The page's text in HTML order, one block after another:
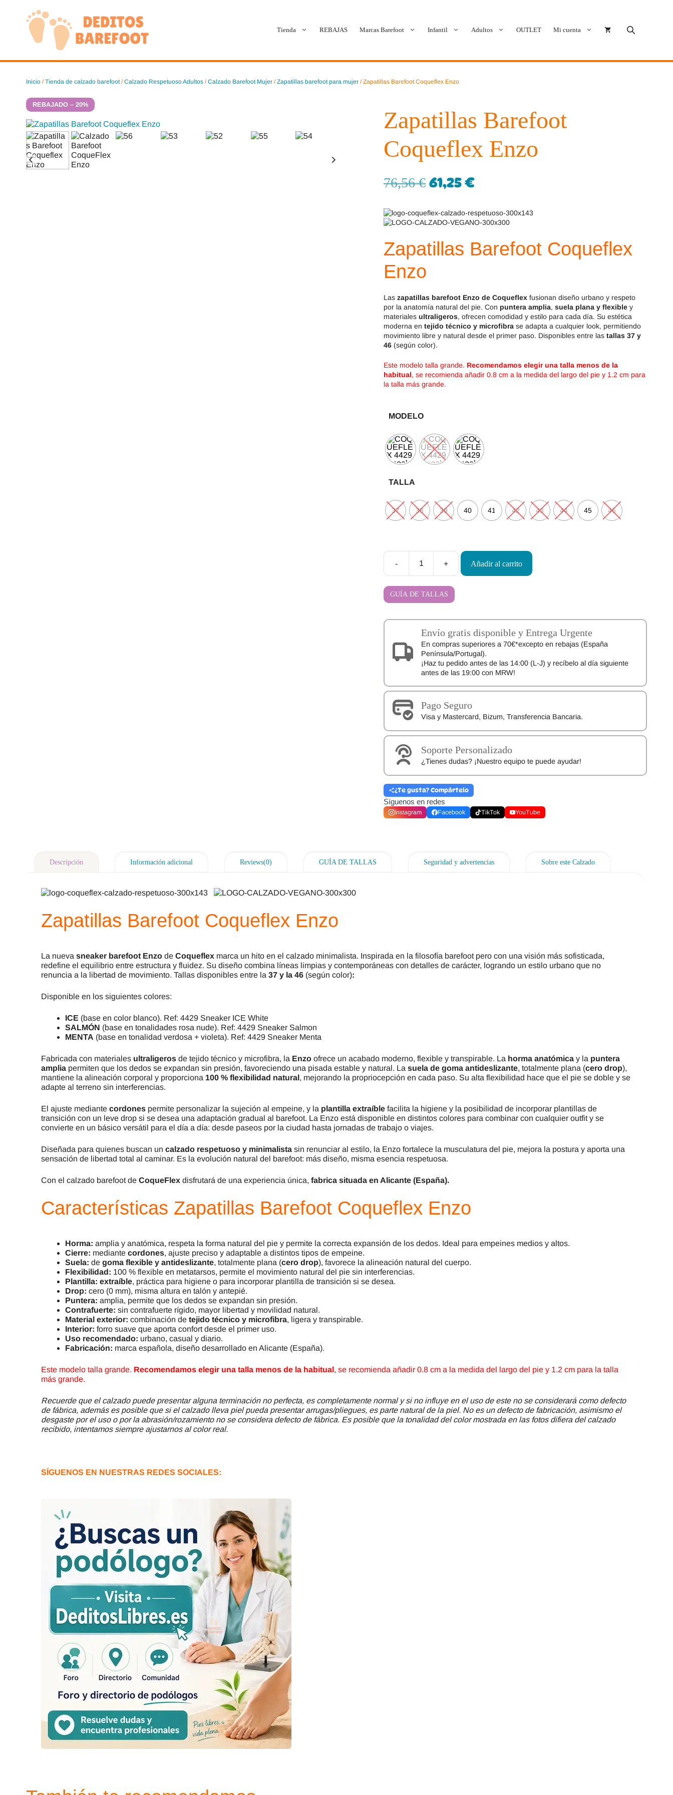
contenido
Tienda REBAJAS Marcas Barefoot
Ballop Batilas
Crecendo
D.D. Step
Froddo
Hi-Tec
JOMA
Knitido
Shapen
Ipanema
Deditos
Demax
FlexiNens
Magical Shoes
OldSoles
Stitch & Walk
Vivant
Dodo Shoes
Reima
Titanitos
Tikki
Infantil Adultos OUTLET Mi cuenta
Inicio /Tienda de calzado barefoot/Calzado Respetuoso Adultos /Calzado Barefoot Mujer /Zapatillas barefoot para mujer / Zapatillas Barefoot Coqueflex Enzo
REBAJADO – 20%
Zapatillas Barefoot
Coqueflex Enzo
76,56€ 61,25€
Zapatillas Barefoot Coqueflex
Enzo
Las zapatillas barefoot Enzo de Coqueflex fusionan diseño urbano y respeto
por la anatomía natural del pie. Con puntera amplia, suela plana y flexible y
materiales ultraligeros, ofrecen comodidad y estilo para cada día. Su estética
moderna en tejido técnico y microfibra se adapta a cualquier look, permitiendo
movimiento libre y natural desde el primer paso. Disponibles entre las tallas 37 y
46 (según color).
Este modelo talla grande. Recomendamos elegir una talla menos de la
habitual, se recomienda añadir 0.8 cm a la medida del largo del pie y 1.2 cm para
la talla más grande.
MODELO
TALLA
37 38 39 40 41 42 43 44 45 46
-
Zapatillas
Barefoot
Coqueflex
Enzo
cantidad
+ Añadir al carrito
GUÍA DE TALLAS
Envío gratis disponible y Entrega Urgente
En compras superiores a 70€*excepto en rebajas (España
Península/Portugal).
¡Haz tu pedido antes de las 14:00 (L-J) y recíbelo al día siguiente
antes de las 19:00 con MRW!
Pago Seguro
Visa y Mastercard, Bizum, Transferencia Bancaria.
Soporte Personalizado
¿Tienes dudas? ¡Nuestro equipo te puede ayudar!
¿Te gusta? Compártelo
Síguenos en redes
Instagram Facebook TikTok YouTube
Descripción Información adicional Reviews(0) GUÍA DE TALLAS Seguridad y advertencias Sobre este Calzado
Zapatillas Barefoot Coqueflex Enzo
La nueva sneaker barefoot Enzo de Coqueflex marca un hito en el calzado minimalista. Inspirada en la filosofía barefoot pero con una visión más sofisticada,
redefine el equilibrio entre estructura y fluidez. Su diseño combina líneas limpias y contemporáneas con detalles de carácter, logrando un estilo urbano que no
renuncia a la libertad de movimiento. Tallas disponibles entre la 37 y la 46 (según color):
Disponible en los siguientes colores:
ICE (base en color blanco). Ref: 4429 Sneaker ICE White
SALMÓN (base en tonalidades rosa nude). Ref: 4429 Sneaker Salmon
MENTA (base en tonalidad verdosa + violeta). Ref: 4429 Sneaker Menta
Fabricada con materiales ultraligeros de tejido técnico y microfibra, la Enzo ofrece un acabado moderno, flexible y transpirable. La horma anatómica y la puntera
amplia permiten que los dedos se expandan sin presión, favoreciendo una pisada estable y natural. La suela de goma antideslizante, totalmente plana (cero drop),
mantiene la alineación corporal y proporciona 100 % flexibilidad natural, mejorando la propriocepción en cada paso. Su alta flexibilidad hace que el pie se doble y se
adapte al terreno sin interferencias.
El ajuste mediante cordones permite personalizar la sujeción al empeine, y la plantilla extraíble facilita la higiene y la posibilidad de incorporar plantillas de
transición con un leve drop si se desea una adaptación gradual al barefoot. La Enzo está disponible en distintos colores para combinar con cualquier outfit y se
convierte en un básico versátil para el día a día: desde paseos por la ciudad hasta jornadas de trabajo o viajes.
Diseñada para quienes buscan un calzado respetuoso y minimalista sin renunciar al estilo, la Enzo fortalece la musculatura del pie, mejora la postura y aporta una
sensación de libertad total al caminar. Es la evolución natural del barefoot: más diseño, misma esencia respetuosa.
Con el calzado barefoot de CoqueFlex disfrutará de una experiencia única, fabrica situada en Alicante (España).
Características Zapatillas Barefoot Coqueflex Enzo
Horma: amplia y anatómica, respeta la forma natural del pie y permite la correcta expansión de los dedos. Ideal para empeines medios y altos.
Cierre: mediante cordones, ajuste preciso y adaptable a distintos tipos de empeine.
Suela: de goma flexible y antideslizante, totalmente plana (cero drop), favorece la alineación natural del cuerpo.
Flexibilidad: 100 % flexible en metatarsos, permite el movimiento natural del pie sin interferencias.
Plantilla: extraíble, práctica para higiene o para incorporar plantilla de transición si se desea.
Drop: cero (0 mm), misma altura en talón y antepié.
Puntera: amplia, permite que los dedos se expandan sin presión.
Contrafuerte: sin contrafuerte rígido, mayor libertad y movilidad natural.
Material exterior: combinación de tejido técnico y microfibra, ligera y transpirable.
Interior: forro suave que aporta confort desde el primer uso.
Uso recomendado: urbano, casual y diario.
Fabricación: marca española, diseño desarrollado en Alicante (España).
Este modelo talla grande. Recomendamos elegir una talla menos de la habitual, se recomienda añadir 0.8 cm a la medida del largo del pie y 1.2 cm para la talla
más grande.
Recuerde que el calzado puede presentar alguna terminación no perfecta, es completamente normal y si no influye en el uso de este no se considerará como defecto
de fábrica, además es posible que si el calzado lleva piel pueda presentar arrugas/pliegues, es parte natural de la piel. No es un defecto de fabricación, asimismo el
desgaste por el uso o por la abrasión/rozamiento no se considera defecto de fábrica. Es posible que la tonalidad del color mostrada en las fotos difiera del calzado
recibido, intentamos siempre ajustarnos al color real.
SÍGUENOS EN NUESTRAS REDES SOCIALES: